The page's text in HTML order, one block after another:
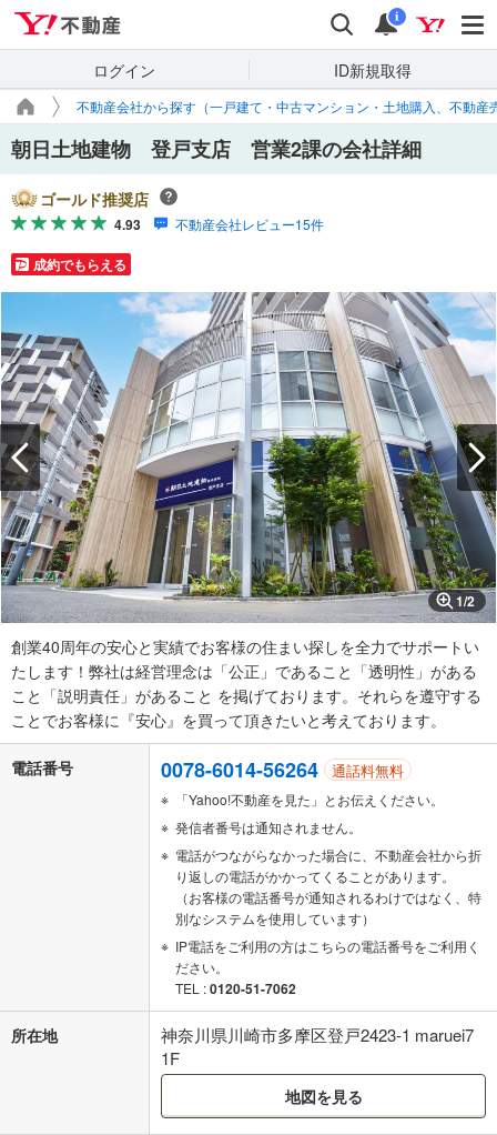
検索 通知
i
ログイン ID新規取得
不動産会社から探す（一戸建て・中古マンション・土地購入、不動産
朝日土地建物 登戸支店 営業2課の会社詳細
ゴールド推奨店
4.93 不動産会社レビュー15件
成約でもらえる
1/2
創業40周年の安心と実績でお客様の住まい探しを全力でサポートい
たします！弊社は経営理念は「公正」であること「透明性」がある
こと「説明責任」があること を掲げております。それらを遵守する
ことでお客様に『安心』を買って頂きたいと考えております。
電話番号 0078-6014-56264 通話料無料
「Yahoo!不動産を見た」とお伝えください。
発信者番号は通知されません。
電話がつながらなかった場合に、不動産会社から折
り返しの電話がかかってくることがあります。
（お客様の電話番号が通知されるわけではなく、特
別なシステムを使用しています）
IP電話をご利用の方はこちらの電話番号をご利用く
ださい。
TEL :0120-51-7062
所在地
神奈川県川崎市多摩区登戸2423-1 maruei7
1F
地図を見る